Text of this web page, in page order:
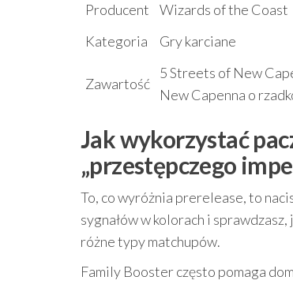
Producent
Wizards of the Coast
Kategoria
Gry karciane
Zawartość
5 Streets of New
New Capenna o
Jak wykorzystać
„przestępczego
To, co wyróżnia prerelease, to
sygnałów w kolorach i
różne typy matchupów.
Family Booster często pomaga